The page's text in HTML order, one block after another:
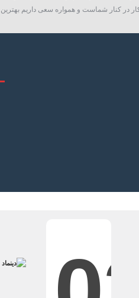
کنار شماست و همواره سعی داریم بهترین